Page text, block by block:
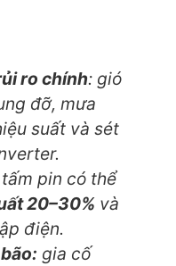
ro chính: gió
đỡ, mưa
suất và sét
pin có thể
20–30% và
điện.
gia cố